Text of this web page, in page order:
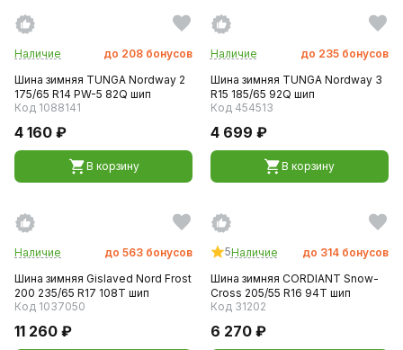
Наличие до 208 бонусов
Шина зимняя TUNGA Nordway 2
175/65 R14 PW-5 82Q шип
Код 1088141
4 160 ₽
В корзину
Наличие до 235 бонусов
Шина зимняя TUNGA Nordway 3
R15 185/65 92Q шип
Код 454513
4 699 ₽
В корзину
Наличие до 563 бонусов
Шина зимняя Gislaved Nord Frost
200 235/65 R17 108T шип
Код 1037050
11 260 ₽
5Наличие до 314 бонусов
Шина зимняя CORDIANT Snow-
Cross 205/55 R16 94T шип
Код 31202
6 270 ₽